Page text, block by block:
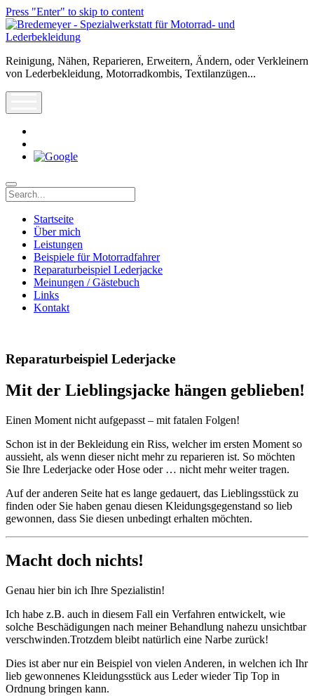
Press "Enter" to skip to content
Bredemeyer
-
für
Motorrad-
Reinigung, Nähen, Reparieren, Erweitern, Ändern, oder Verkleinern
von Lederbekleidung, Motorradkombis, Textilanzügen...
reparatur.de
Search
Startseite
Über mich
Leistungen
Beispiele für Motorradfahrer
Reparaturbeispiel Lederjacke
Meinungen / Gästebuch
Links
Kontakt
Reparaturbeispiel Lederjacke
Mit der Lieblingsjacke hängen geblieben!
Einen Moment nicht aufgepasst – mit fatalen Folgen!
Schon ist in der Bekleidung ein Riss, welcher im ersten Moment so
aussieht, als wenn dieser nicht mehr zu reparieren ist. So möchten
Sie Ihre Lederjacke oder Hose oder … nicht mehr weiter tragen.
Auf der anderen Seite hat es lange gedauert, das Lieblingsstück zu
finden oder Sie haben genau diesen Kleidungsgegenstand so lieb
gewonnen, dass Sie diesen unbedingt erhalten möchten.
Macht doch nichts!
Genau hier bin ich Ihre Spezialistin!
Ich habe z.B. auch in diesem Fall ein Verfahren entwickelt, wie
solche Beschädigungen nach meiner Behandlung nahezu unsichtbar
verschwinden.Trotzdem bleibt natürlich eine Narbe zurück!
Dies ist aber nur ein Beispiel von vielen Anderen, in welchen ich Ihr
lieb gewonnenes Kleidungsstück aus Leder wieder Tip Top in
Ordnung bringen kann.